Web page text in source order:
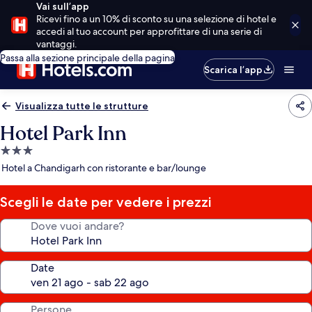
Vai sull’app
Ricevi fino a un 10% di sconto su una selezione di hotel e
accedi al tuo account per approfittare di una serie di
vantaggi.
Passa alla sezione principale della pagina
Scarica l’app
Visualizza tutte le strutture
Hotel Park Inn
Struttura
a
stelle
Hotel a Chandigarh con ristorante e bar/lounge
Scegli le date per vedere i prezzi
Dove vuoi andare?
Date